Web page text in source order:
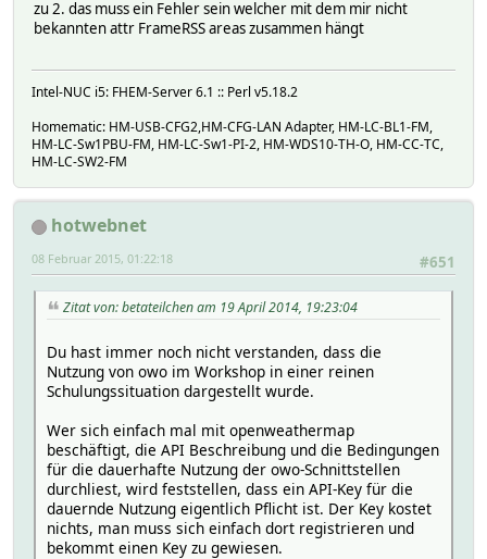
zu 2. das muss ein Fehler sein welcher mit dem mir nicht
bekannten attr FrameRSS areas zusammen hängt
Intel-NUC i5: FHEM-Server 6.1 :: Perl v5.18.2
Homematic: HM-USB-CFG2,HM-CFG-LAN Adapter, HM-LC-BL1-FM,
HM-LC-Sw1PBU-FM, HM-LC-Sw1-PI-2, HM-WDS10-TH-O, HM-CC-TC,
HM-LC-SW2-FM
hotwebnet
#651
08 Februar 2015, 01:22:18
Zitat von: betateilchen am 19 April 2014, 19:23:04
Du hast immer noch nicht verstanden, dass die
Nutzung von owo im Workshop in einer reinen
Schulungssituation dargestellt wurde.
Wer sich einfach mal mit openweathermap
beschäftigt, die API Beschreibung und die Bedingungen
für die dauerhafte Nutzung der owo-Schnittstellen
durchliest, wird feststellen, dass ein API-Key für die
dauernde Nutzung eigentlich Pflicht ist. Der Key kostet
nichts, man muss sich einfach dort registrieren und
bekommt einen Key zu gewiesen.